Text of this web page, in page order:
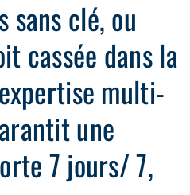
sans clé, ou
cassée dans la
multi-
une
7 jours/ 7,